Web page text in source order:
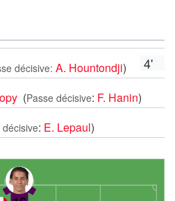
4'
décisive: A. Hountondji)
(Passe décisive: F. Hanin)
décisive: E. Lepaul)